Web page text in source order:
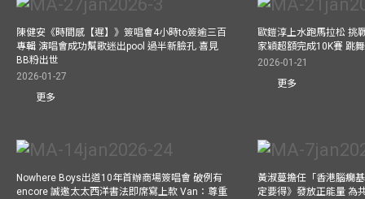
陳健安《時間感【遲】》簽唱會4小時to簽逾三百
專輯 演唱會成功幫歌迷出pool 過半新臉孔 喜見
BB粉出世
2026-01-27
更多
歐鎧淳上水跑馬拉松 挑
家穎超額完成10K賽 跳
2026-01-21
更多
Nowhere Boys出道10年首辦商場簽唱會 破例有
encore 誠邀太太西洋書法即席寫上款 Van：尊重
黃淑蔓擔任「香港腦癇
定要得》發放正能量 為